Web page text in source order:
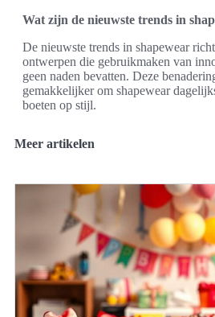
Wat zijn de nieuwste trends in
De nieuwste trends in shapewear
ontwerpen die gebruikmaken van
geen naden bevatten. Deze
gemakkelijker om shapewear
boeten op stijl.
Meer artikelen